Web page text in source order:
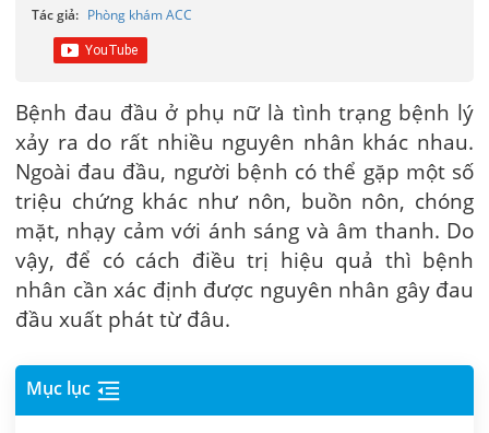
Tác giả: Phòng khám ACC
Bệnh đau đầu ở phụ nữ là tình trạng bệnh lý
xảy ra do rất nhiều nguyên nhân khác nhau.
Ngoài đau đầu, người bệnh có thể gặp một số
triệu chứng khác như nôn, buồn nôn, chóng
mặt, nhạy cảm với ánh sáng và âm thanh. Do
vậy, để có cách điều trị hiệu quả thì bệnh
nhân cần xác định được nguyên nhân gây đau
đầu xuất phát từ đâu.
Mục lục